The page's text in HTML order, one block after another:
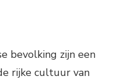
bevolking zijn een
rijke cultuur van